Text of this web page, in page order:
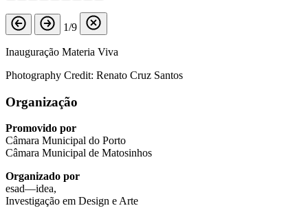
1/9
Inauguração Materia Viva
Photography Credit: Renato Cruz Santos
Organização
Promovido por
Câmara Municipal do Porto
Câmara Municipal de Matosinhos
Organizado por
esad—idea,
Investigação em Design e Arte